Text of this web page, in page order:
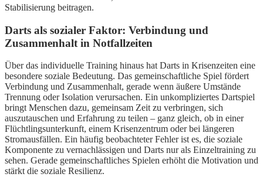
Stabilisierung beitragen.
Darts als sozialer Faktor: Verbindung und
Zusammenhalt in Notfallzeiten
Über das individuelle Training hinaus hat Darts in Krisenzeiten eine
besondere soziale Bedeutung. Das gemeinschaftliche Spiel fördert
Verbindung und Zusammenhalt, gerade wenn äußere Umstände
Trennung oder Isolation verursachen. Ein unkompliziertes Dartspiel
bringt Menschen dazu, gemeinsam Zeit zu verbringen, sich
auszutauschen und Erfahrung zu teilen – ganz gleich, ob in einer
Flüchtlingsunterkunft, einem Krisenzentrum oder bei längeren
Stromausfällen. Ein häufig beobachteter Fehler ist es, die soziale
Komponente zu vernachlässigen und Darts nur als Einzeltraining zu
sehen. Gerade gemeinschaftliches Spielen erhöht die Motivation und
stärkt die soziale Resilienz.